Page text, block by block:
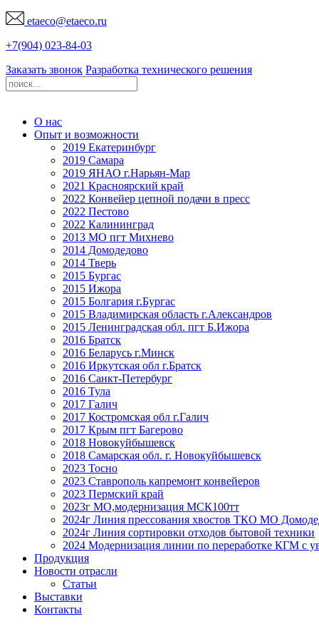
etaeco@etaeco.ru
+7(904) 023-84-03
Заказать звонок Разработка технического решения
О нас
Опыт и возможности
2019 Екатеринбург
2019 Самара
2019 ЯНАО г.Нарьян-Мар
2021 Красноярский край
2022 Конвейер цепной подачи в пресс
2022 Пестово
2022 Калининград
2013 МО пгт Михнево
2014 Домодедово
2014 Тверь
2015 Бургас
2015 Ижора
2015 Болгария г.Бургас
2015 Владимирская область г.Александров
2015 Ленинградская обл. пгт Б.Ижора
2016 Братск
2016 Беларусь г.Минск
2016 Иркутская обл г.Братск
2016 Санкт-Петербург
2016 Тула
2017 Галич
2017 Костромская обл г.Галич
2017 Крым пгт Багерово
2018 Новокуйбышевск
2018 Самарская обл. г. Новокуйбышевск
2023 Тосно
2023 Ставрополь капремонт конвейеров
2023 Пермский край
2023г МО,модернизация МСК100тт
2024г Линия прессования хвостов ТКО МО
2024г Линия сортировки отходов бытовой техники
2024 Модернизация линии по переработке КГМ с
Продукция
Новости отрасли
Статьи
Выставки
Контакты